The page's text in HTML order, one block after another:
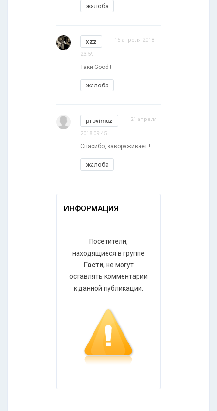
жалоба
xzz 15 апреля 2018
23:59
Таки Good !
жалоба
provimuz 21 апреля
2018 09:45
Спасибо, завораживает !
жалоба
ИНФОРМАЦИЯ
Посетители,
находящиеся в группе
Гости, не могут
оставлять комментарии
к данной публикации.